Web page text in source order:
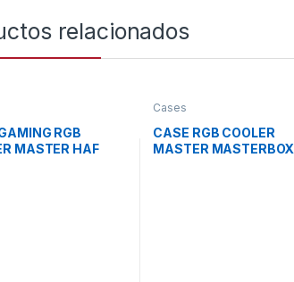
relacionados
RGB
MASTER HAF
Cases
CASE RGB COOLER
MASTER MASTERBOX